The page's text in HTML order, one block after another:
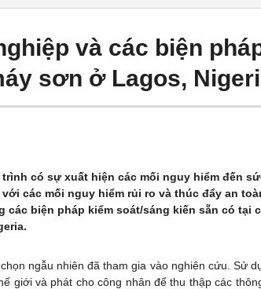
và các biện
sơn ở Lagos,
có sự xuất hiện các mối nguy hiểm đến
các mối nguy hiểm rủi ro và thúc đẩy an
biện pháp kiểm soát/sáng kiến sẵn có tại
ngẫu nhiên đã tham gia vào nghiên cứu. Sử
giới và phát cho công nhân để thu thập các